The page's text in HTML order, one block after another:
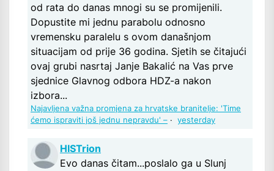
od rata do danas mnogi su se promijenili.
Dopustite mi jednu parabolu odnosno
vremensku paralelu s ovom današnjom
situacijam od prije 36 godina. Sjetih se čitajući
ovaj grubi nasrtaj Janje Bakalić na Vas prve
sjednice Glavnog odbora HDZ-a nakon
izbora...
Najavljena važna promjena za hrvatske branitelje: 'Time
ćemo ispraviti još jednu nepravdu' – · yesterday
HISTrion
Evo danas čitam...poslalo ga u Slunj